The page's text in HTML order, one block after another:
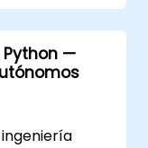
Python —